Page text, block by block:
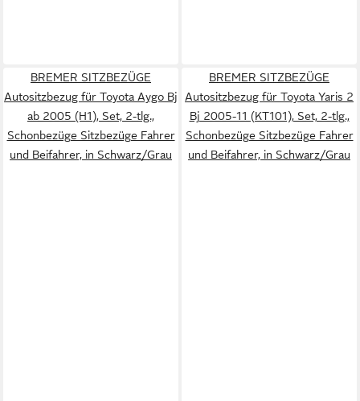
BREMER SITZBEZÜGE
Autositzbezug für Toyota Aygo Bj
ab 2005 (H1), Set, 2-tlg.,
Schonbezüge Sitzbezüge Fahrer
und Beifahrer, in Schwarz/Grau
BREMER SITZBEZÜGE
Autositzbezug für Toyota Yaris 2
Bj 2005-11 (KT101), Set, 2-tlg.,
Schonbezüge Sitzbezüge Fahrer
und Beifahrer, in Schwarz/Grau